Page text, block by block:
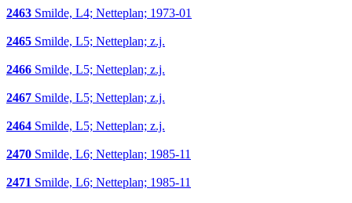
2463 Smilde, L4; Netteplan; 1973-01
2465 Smilde, L5; Netteplan; z.j.
2466 Smilde, L5; Netteplan; z.j.
2467 Smilde, L5; Netteplan; z.j.
2464 Smilde, L5; Netteplan; z.j.
2470 Smilde, L6; Netteplan; 1985-11
2471 Smilde, L6; Netteplan; 1985-11